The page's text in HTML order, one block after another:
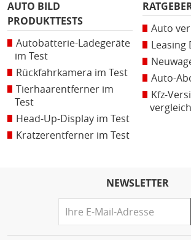
AUTO BILD
PRODUKTTESTS
Autobatterie-Ladegeräte
im Test
Rückfahrkamera im Test
Tierhaarentferner im
Test
Head-Up-Display im Test
Kratzerentferner im Test
Auto
Leasing
Auto-
Kfz-
NEWSLETTER